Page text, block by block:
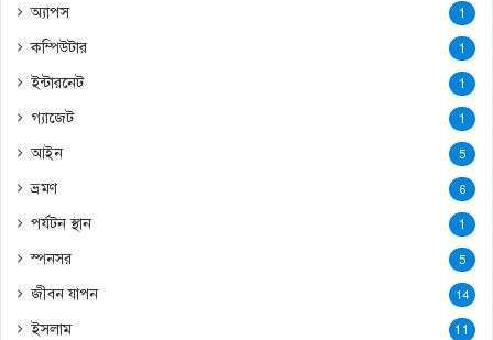
অ্যাপস 1
কম্পিউটার 1
ইন্টারনেট 1
গ্যাজেট 1
আইন 5
ভ্রমণ 6
পর্যটন স্থান 1
স্পনসর 5
জীবন যাপন 14
ইসলাম 11